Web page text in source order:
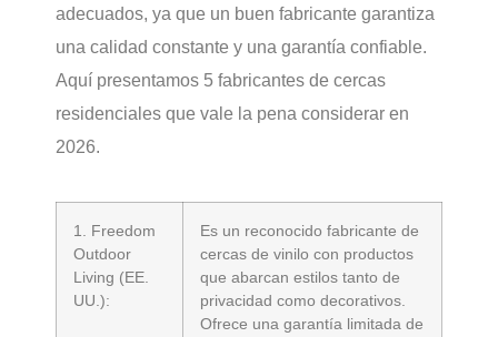
adecuados, ya que un buen fabricante garantiza
una calidad constante y una garantía confiable.
Aquí presentamos 5 fabricantes de cercas
residenciales que vale la pena considerar en
2026.
1. Freedom
Outdoor
Living (EE.
UU.):
Es un reconocido fabricante de
cercas de vinilo con productos
que abarcan estilos tanto de
privacidad como decorativos.
Ofrece una garantía limitada de